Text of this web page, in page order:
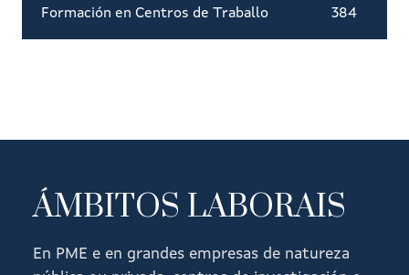
Formación en Centros de Traballo 384
ÁMBITOS LABORAIS
En PME e en grandes empresas de natureza